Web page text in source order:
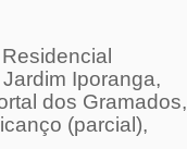
Iporanga,
dos Gramados,
(parcial),